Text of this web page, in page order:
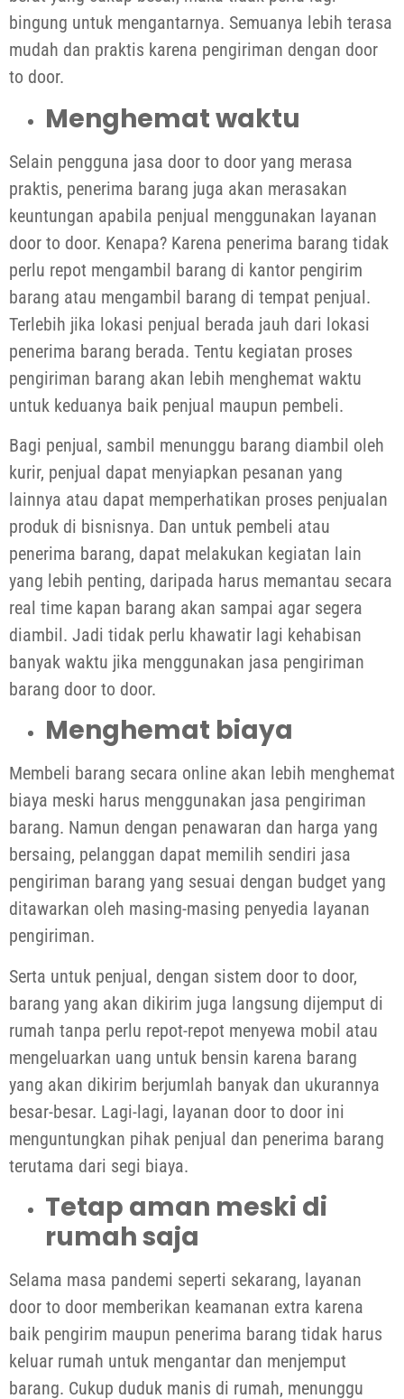
bingung untuk mengantarnya. Semuanya lebih terasa
mudah dan praktis karena pengiriman dengan door
to door.
Menghemat waktu
Selain pengguna jasa door to door yang merasa
praktis, penerima barang juga akan merasakan
keuntungan apabila penjual menggunakan layanan
door to door. Kenapa? Karena penerima barang tidak
perlu repot mengambil barang di kantor pengirim
barang atau mengambil barang di tempat penjual.
Terlebih jika lokasi penjual berada jauh dari lokasi
penerima barang berada. Tentu kegiatan proses
pengiriman barang akan lebih menghemat waktu
untuk keduanya baik penjual maupun pembeli.
Bagi penjual, sambil menunggu barang diambil oleh
kurir, penjual dapat menyiapkan pesanan yang
lainnya atau dapat memperhatikan proses penjualan
produk di bisnisnya. Dan untuk pembeli atau
penerima barang, dapat melakukan kegiatan lain
yang lebih penting, daripada harus memantau secara
real time kapan barang akan sampai agar segera
diambil. Jadi tidak perlu khawatir lagi kehabisan
banyak waktu jika menggunakan jasa pengiriman
barang door to door.
Menghemat biaya
Membeli barang secara online akan lebih menghemat
biaya meski harus menggunakan jasa pengiriman
barang. Namun dengan penawaran dan harga yang
bersaing, pelanggan dapat memilih sendiri jasa
pengiriman barang yang sesuai dengan budget yang
ditawarkan oleh masing-masing penyedia layanan
pengiriman.
Serta untuk penjual, dengan sistem door to door,
barang yang akan dikirim juga langsung dijemput di
rumah tanpa perlu repot-repot menyewa mobil atau
mengeluarkan uang untuk bensin karena barang
yang akan dikirim berjumlah banyak dan ukurannya
besar-besar. Lagi-lagi, layanan door to door ini
menguntungkan pihak penjual dan penerima barang
terutama dari segi biaya.
Tetap aman meski di
rumah saja
Selama masa pandemi seperti sekarang, layanan
door to door memberikan keamanan extra karena
baik pengirim maupun penerima barang tidak harus
keluar rumah untuk mengantar dan menjemput
barang. Cukup duduk manis di rumah, menunggu